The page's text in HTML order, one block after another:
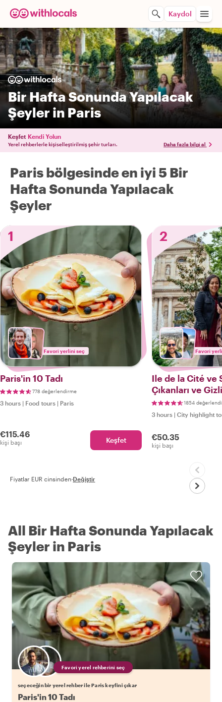
Kaydol
Bir Hafta Sonunda Yapılacak
Şeyler in Paris
Keşfet Kendi Yolun
Yerel rehberlerle kişiselleştirilmiş şehir turları. Daha fazla bilgi al
Paris bölgesinde en iyi 5 Bir
Hafta Sonunda Yapılacak
Şeyler
1
Favori yerlini seç
Paris'in 10 Tadı
778 değerlendirme
3 hours | Food tours | Paris
€115.46
kişi başı Keşfet
2
Favori
Ile de la Cité ve
Çıkanları ve
Güzellikleri
1854
3 hours | City highlight
€50.35
kişi başı
Fiyatlar EUR cinsinden·Değiştir
All Bir Hafta Sonunda Yapılacak
Şeyler in Paris
Favori yerel rehberini seç
seçeceğin bir yerel rehber ile Paris keyfini çıkar
Paris'in 10 Tadı